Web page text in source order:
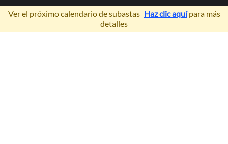
×
Ver el próximo calendario de subastas Haz clic aquípara más
detalles